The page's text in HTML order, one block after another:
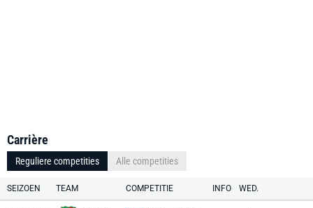
Carrière
Reguliere competities Alle competities
SEIZOEN TEAM COMPETITIE INFO WED.